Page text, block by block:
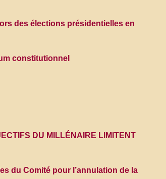
des élections présidentielles en
constitutionnel
DU MILLÉNAIRE LIMITENT
du Comité pour l’annulation de la